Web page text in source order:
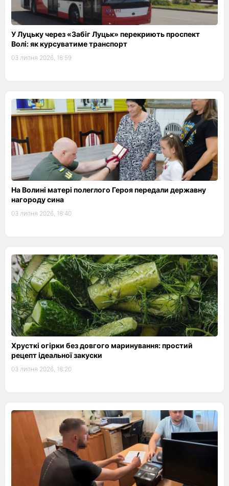
У Луцьку через «Забіг Луцьк» перекриють проспект
Волі: як курсуватиме транспорт
03 липня 2026, 18:59
На Волині матері полеглого Героя передали державну
нагороду сина
03 липня 2026, 18:40
Хрусткі огірки без довгого маринування: простий
рецепт ідеальної закуски
03 липня 2026, 18:20